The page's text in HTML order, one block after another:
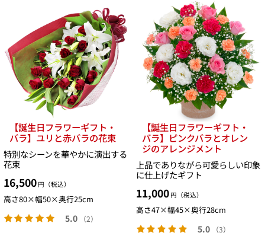
【誕生日フラワーギフト・
バラ】ユリと赤バラの花束
特別なシーンを華やかに演出する
花束
16,500 円（税込）
高さ80×幅50×奥行25cm
5.0 （2）
【誕生日フラワーギフト・
バラ】ピンクバラとオレン
ジのアレンジメント
上品でありながら可愛らしい印象
に仕上げたギフト
11,000 円（税込）
高さ47×幅45×奥行28cm
5.0 （3）